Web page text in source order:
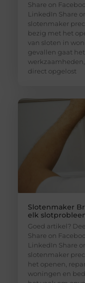
Share on
LinkedIn Share
slotenmaker
bezig met het
van sloten in
gevallen gaat
direct opgelost
Slotenmaker
elk
Goed artikel?
Share on
LinkedIn Share
slotenmaker
het openen,
woningen en